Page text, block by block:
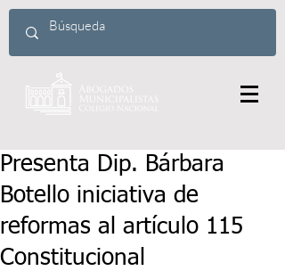
Presenta Dip. Bárbara
Botello iniciativa de
reformas al artículo 115
Constitucional